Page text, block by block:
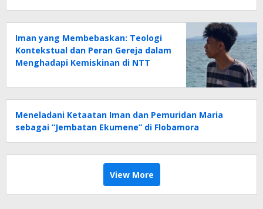
Iman yang Membebaskan: Teologi
Kontekstual dan Peran Gereja dalam
Menghadapi Kemiskinan di NTT
Meneladani Ketaatan Iman dan Pemuridan Maria
sebagai “Jembatan Ekumene” di Flobamora
View More